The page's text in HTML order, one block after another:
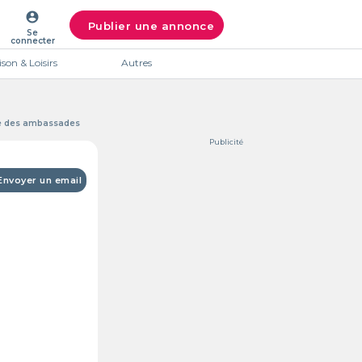
account_circle
Se
connecter
Publier une annonce
& Loisirs Autres
des ambassades
un email
Publicité